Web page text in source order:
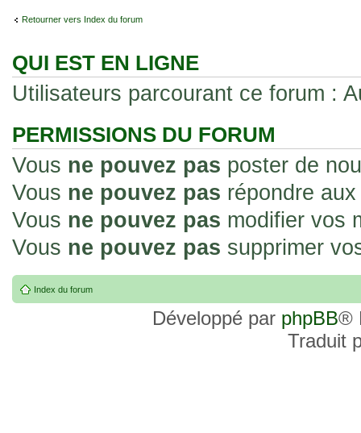
Retourner vers Index du forum
QUI EST EN LIGNE
Utilisateurs parcourant ce forum :
PERMISSIONS DU FORUM
Vous ne pouvez pas poster de
Vous ne pouvez pas répondre
Vous ne pouvez pas modifier vos
Vous ne pouvez pas supprimer
Index du forum
Développé par phpBB®
Traduit